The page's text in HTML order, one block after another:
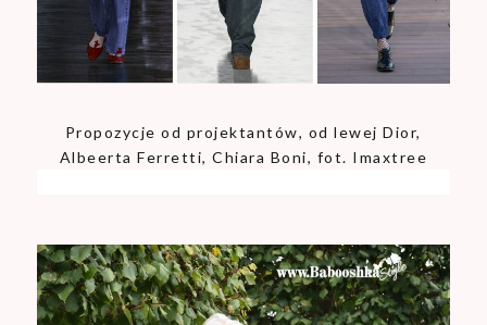
Propozycje od projektantów, od lewej Dior,
Albeerta Ferretti, Chiara Boni, fot. Imaxtree